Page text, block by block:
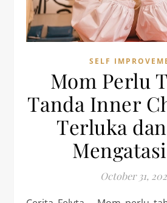
SELF
Mom Perlu
Tanda Inner
Terluka
October 31,